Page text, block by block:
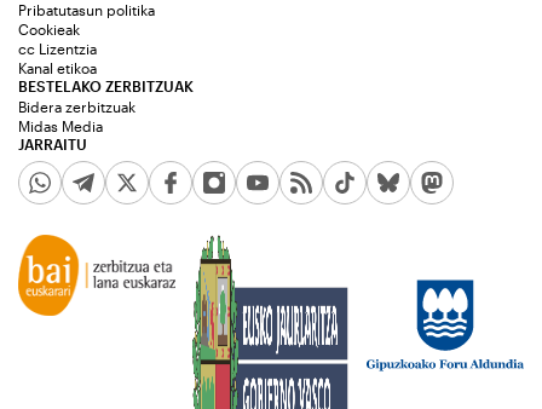
JARRAITU
Pribatutasun politika
Cookieak
cc Lizentzia
Kanal etikoa
BESTELAKO ZERBITZUAK
Bidera zerbitzuak
Midas Media